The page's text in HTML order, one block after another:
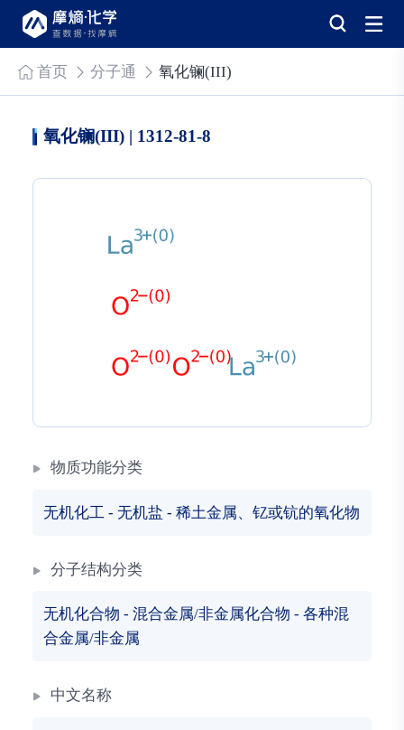
首页 分子通 氧化镧(III)
氧化镧(III) | 1312-81-8
物质功能分类
无机化工 - 无机盐 - 稀土金属、钇或钪的氧化物
分子结构分类
无机化合物 - 混合金属/非金属化合物 - 各种混
合金属/非金属
中文名称